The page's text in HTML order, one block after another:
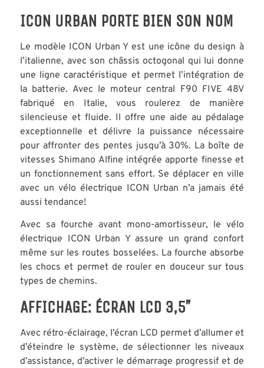
ICON URBAN PORTE BIEN SON NOM
Le modèle ICON Urban Y est une icône du design à
l’italienne, avec son châssis octogonal qui lui donne
une ligne caractéristique et permet l’intégration de
la batterie. Avec le moteur central F90 FIVE 48V
fabriqué en Italie, vous roulerez de manière
silencieuse et fluide. Il offre une aide au pédalage
exceptionnelle et délivre la puissance nécessaire
pour affronter des pentes jusqu’à 30%. La boîte de
vitesses Shimano Alfine intégrée apporte finesse et
un fonctionnement sans effort. Se déplacer en ville
avec un vélo électrique ICON Urban n’a jamais été
aussi tendance!
Avec sa fourche avant mono-amortisseur, le vélo
électrique ICON Urban Y assure un grand confort
même sur les routes bosselées. La fourche absorbe
les chocs et permet de rouler en douceur sur tous
types de chemins.
AFFICHAGE: ÉCRAN LCD 3,5″
Avec rétro-éclairage, l’écran LCD permet d’allumer et
d’éteindre le système, de sélectionner les niveaux
d’assistance, d’activer le démarrage progressif et de